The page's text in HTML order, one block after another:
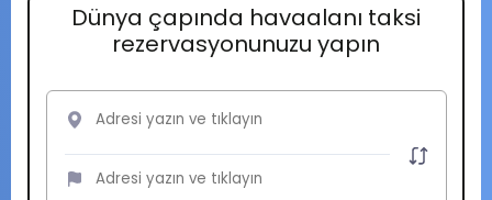
Dünya çapında havaalanı taksi
rezervasyonunuzu yapın